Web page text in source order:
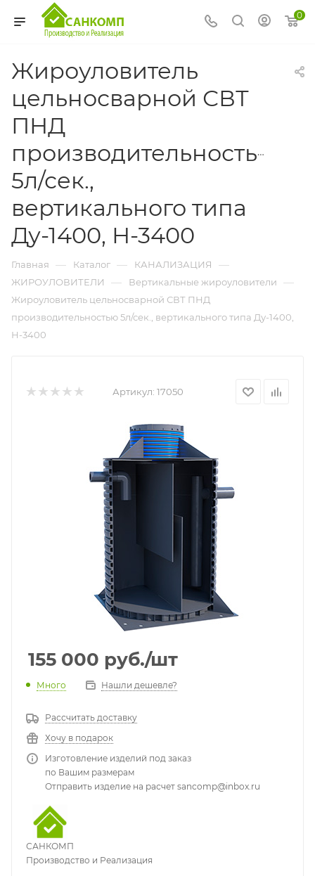
0
Жироуловитель
цельносварной СВТ
ПНД
производительностью
5л/сек.,
вертикального типа
Ду-1400, Н-3400
Главная — Каталог — КАНАЛИЗАЦИЯ —
ЖИРОУЛОВИТЕЛИ — Вертикальные жироуловители —
Жироуловитель цельносварной СВТ ПНД
производительностью 5л/сек., вертикального типа Ду-1400,
Н-3400
Артикул: 17050
155 000 руб./шт
Много Нашли дешевле?
Рассчитать доставку
Хочу в подарок
Изготовление изделий под заказ
по Вашим размерам
Отправить изделие на расчет sancomp@inbox.ru
САНКОМП
Производство и Реализация